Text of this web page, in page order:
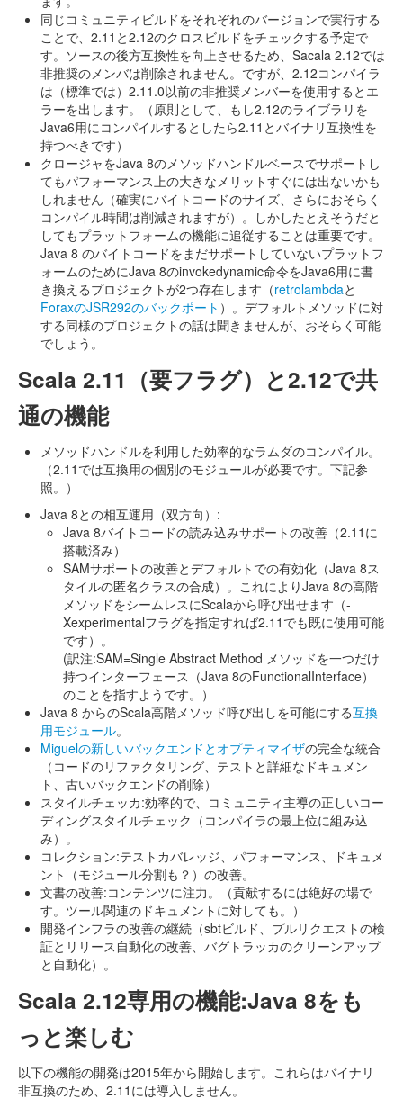
同じコミュニティビルドをそれぞれのバージョンで実行する
ことで、2.11と2.12のクロスビルドをチェックする予定で
す。ソースの後方互換性を向上させるため、Sacala 2.12では
非推奨のメンバは削除されません。ですが、2.12コンパイラ
は（標準では）2.11.0以前の非推奨メンバーを使用するとエ
ラーを出します。（原則として、もし2.12のライブラリを
Java6用にコンパイルするとしたら2.11とバイナリ互換性を
持つべきです）
クロージャをJava 8のメソッドハンドルベースでサポートし
てもパフォーマンス上の大きなメリットすぐには出ないかも
しれません（確実にバイトコードのサイズ、さらにおそらく
コンパイル時間は削減されますが）。しかしたとえそうだと
してもプラットフォームの機能に追従することは重要です。
Java 8 のバイトコードをまだサポートしていないプラットフ
ォームのためにJava 8のinvokedynamic命令をJava6用に書
き換えるプロジェクトが2つ存在します（retrolambdaと
ForaxのJSR292のバックポート ）。デフォルトメソッドに対
する同様のプロジェクトの話は聞きませんが、おそらく可能
でしょう。
Scala 2.11（要フラグ）と2.12で共
通の機能
メソッドハンドルを利用した効率的なラムダのコンパイル。
（2.11では互換用の個別のモジュールが必要です。下記参
照。）
Java 8との相互運用（双方向）:
Java 8バイトコードの読み込みサポートの改善（2.11に
搭載済み）
SAMサポートの改善とデフォルトでの有効化（Java 8ス
タイルの匿名クラスの合成）。これによりJava 8の高階
メソッドをシームレスにScalaから呼び出せます（-
Xexperimentalフラグを指定すれば2.11でも既に使用可能
です）。
(訳注:SAM=Single Abstract Method メソッドを一つだけ
持つインターフェース（Java 8のFunctionalInterface）
のことを指すようです。）
Java 8 からのScala高階メソッド呼び出しを可能にする互換
用モジュール。
Miguelの新しいバックエンドとオプティマイザの完全な統合
（コードのリファクタリング、テストと詳細なドキュメン
ト、古いバックエンドの削除）
スタイルチェッカ:効率的で、コミュニティ主導の正しいコー
ディングスタイルチェック（コンパイラの最上位に組み込
み）。
コレクション:テストカバレッジ、パフォーマンス、ドキュメ
ント（モジュール分割も？）の改善。
文書の改善:コンテンツに注力。（貢献するには絶好の場で
す。ツール関連のドキュメントに対しても。）
開発インフラの改善の継続（sbtビルド、プルリクエストの検
証とリリース自動化の改善、バグトラッカのクリーンアップ
と自動化）。
Scala 2.12専用の機能:Java 8をも
っと楽しむ
以下の機能の開発は2015年から開始します。これらはバイナリ
非互換のため、2.11には導入しません。